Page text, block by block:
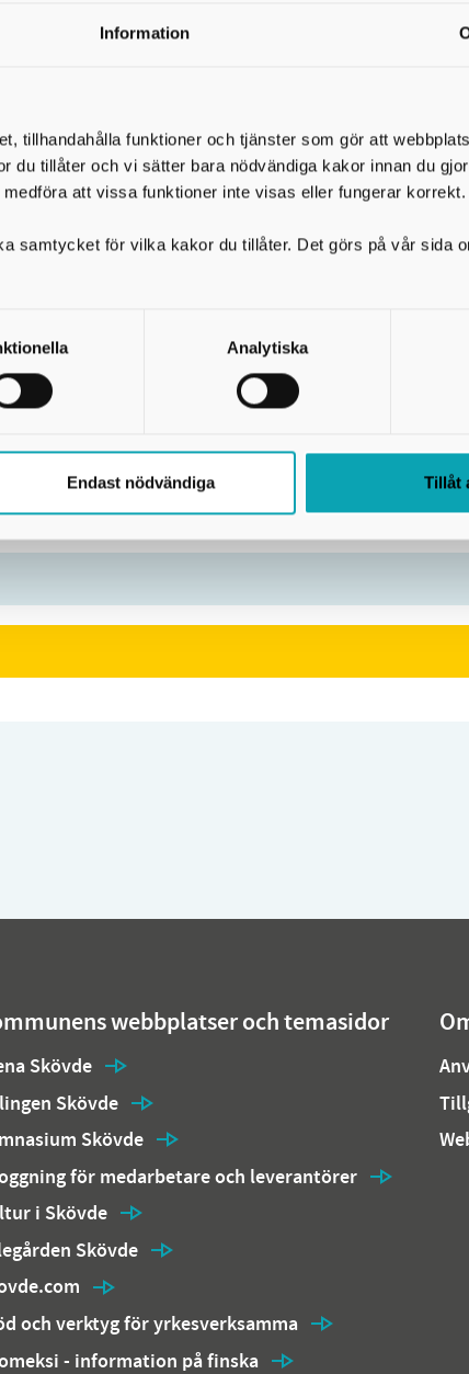
Information
tillhandahålla funktioner och tjänster som gör att
du tillåter och vi sätter bara nödvändiga kakor innan du
att vissa funktioner inte visas eller fungerar korrekt.
samtycket för vilka kakor du tillåter. Det görs på vår sida
Analytiska
Endast nödvändiga Tillåt
gör du det
förskolorna, kontaktar du den verksamheten
omsorg
du först ansöka om godkännande. Det är
kommun.
in skickas instruktioner för inbetalning. Om
webbplatser och temasidor
Skövde
Skövde
Skövde
för medarbetare och leverantörer
i Skövde
Skövde
och verktyg för yrkesverksamma
- information på finska